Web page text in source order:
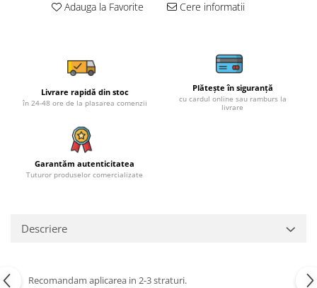
Adauga la Favorite Cere informatii
Livrare rapidă din stoc
în 24-48 ore de la plasarea comenzii
Plătește în siguranță
cu cardul online sau ramburs la
livrare
Garantăm autenticitatea
Tuturor produselor comercializate
Descriere
Recomandam aplicarea in 2-3 straturi.